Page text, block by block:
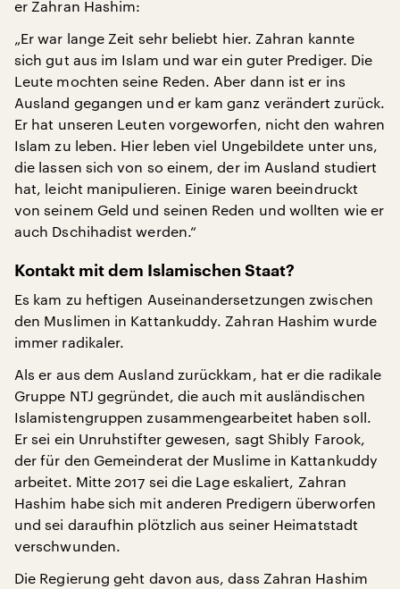
er Zahran Hashim:
„Er war lange Zeit sehr beliebt hier. Zahran kannte
sich gut aus im Islam und war ein guter Prediger. Die
Leute mochten seine Reden. Aber dann ist er ins
Ausland gegangen und er kam ganz verändert zurück.
Er hat unseren Leuten vorgeworfen, nicht den wahren
Islam zu leben. Hier leben viel Ungebildete unter uns,
die lassen sich von so einem, der im Ausland studiert
hat, leicht manipulieren. Einige waren beeindruckt
von seinem Geld und seinen Reden und wollten wie er
auch Dschihadist werden.“
Kontakt mit dem Islamischen Staat?
Es kam zu heftigen Auseinandersetzungen zwischen
den Muslimen in Kattankuddy. Zahran Hashim wurde
immer radikaler.
Als er aus dem Ausland zurückkam, hat er die radikale
Gruppe NTJ gegründet, die auch mit ausländischen
Islamistengruppen zusammengearbeitet haben soll.
Er sei ein Unruhstifter gewesen, sagt Shibly Farook,
der für den Gemeinderat der Muslime in Kattankuddy
arbeitet. Mitte 2017 sei die Lage eskaliert, Zahran
Hashim habe sich mit anderen Predigern überworfen
und sei daraufhin plötzlich aus seiner Heimatstadt
verschwunden.
Die Regierung geht davon aus, dass Zahran Hashim